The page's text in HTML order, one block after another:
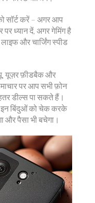
सॉर्ट करें – अगर आप
पर ध्यान दें, अगर गेमिंग है
और चार्जिंग स्पीड
यूज़र फ़ीडबैक और
पर आप सभी फ़ोन
डील्स पा सकते हैं।
इन बिंदुओं को चेक करके
और पैसा भी बचेगा।